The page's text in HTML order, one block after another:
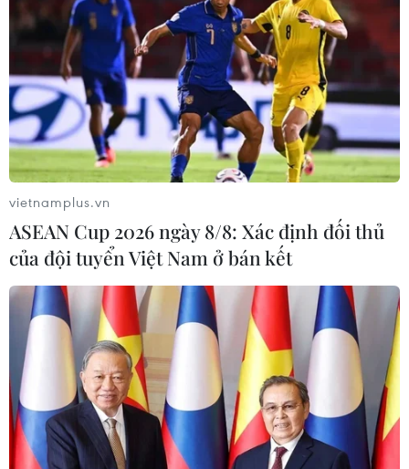
vietnamplus.vn
ASEAN Cup 2026 ngày 8/8: Xác định đối thủ
của đội tuyển Việt Nam ở bán kết